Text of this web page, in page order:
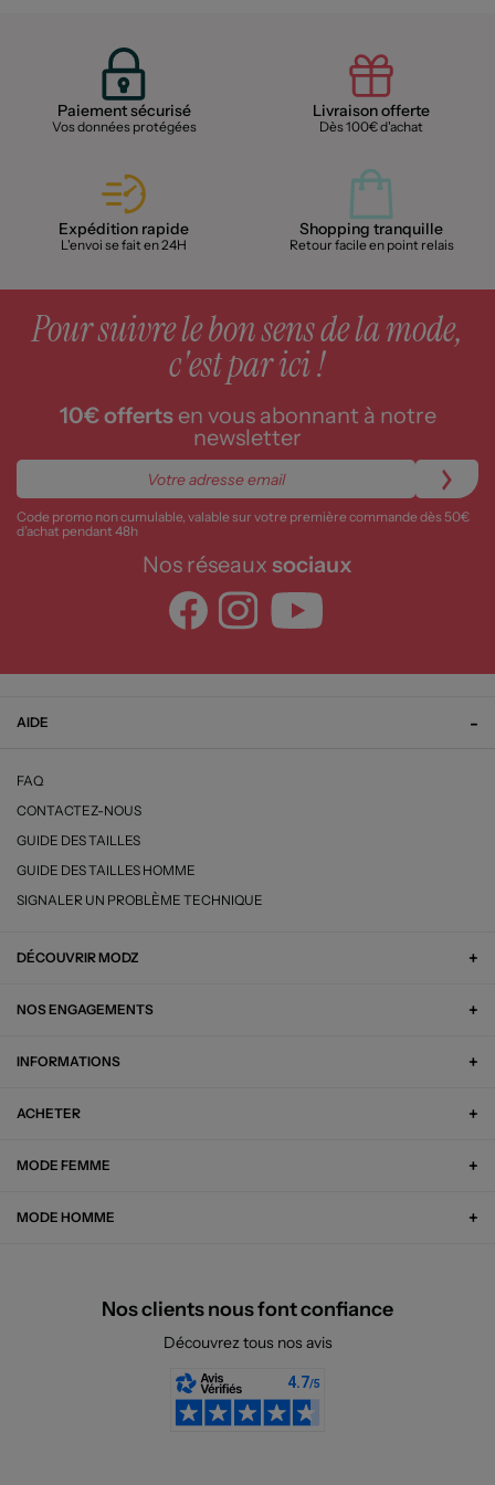
Paiement sécurisé
Vos données protégées
Livraison offerte
Dès 100€ d'achat
Expédition rapide
L'envoi se fait en 24H
Shopping tranquille
Retour facile en point relais
Pour suivre le bon sens de la mode,
c'est par ici !
10€ offertsen vous abonnant à notre
newsletter
Code promo non cumulable, valable sur votre première commande dès 50€
d’achat pendant 48h
Nos réseaux sociaux
AIDE
FAQ
CONTACTEZ-NOUS
GUIDE DES TAILLES
GUIDE DES TAILLES HOMME
SIGNALER UN PROBLÈME TECHNIQUE
DÉCOUVRIR MODZ
NOS ENGAGEMENTS
INFORMATIONS
ACHETER
MODE FEMME
MODE HOMME
Nos clients nous font confiance
Découvrez tous nos avis